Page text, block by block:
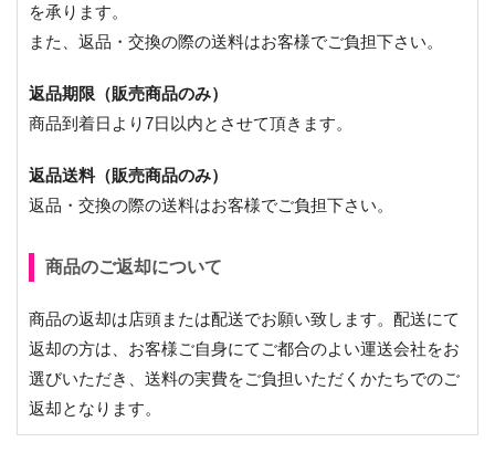
を承ります。
また、返品・交換の際の送料はお客様でご負担下さい。
返品期限（販売商品のみ）
商品到着日より7日以内とさせて頂きます。
返品送料（販売商品のみ）
返品・交換の際の送料はお客様でご負担下さい。
商品のご返却について
商品の返却は店頭または配送でお願い致します。配送にて
返却の方は、お客様ご自身にてご都合のよい運送会社をお
選びいただき、送料の実費をご負担いただくかたちでのご
返却となります。